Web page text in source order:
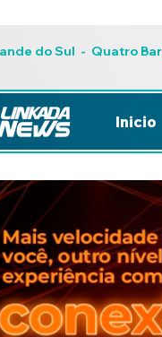
do Sul - Quatro
Inicio